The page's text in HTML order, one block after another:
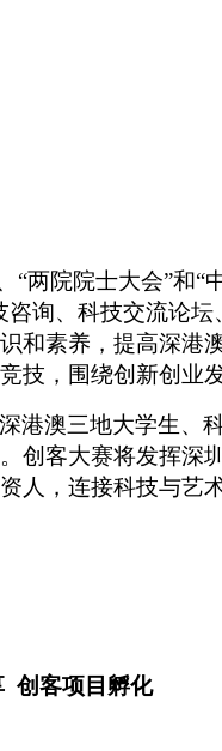
“两院院士大会”和
询、科技交流论
和素养，提高深港
技，围绕创新创业
港澳三地大学生、
创客大赛将发挥
人，连接科技与艺
创客项目孵化